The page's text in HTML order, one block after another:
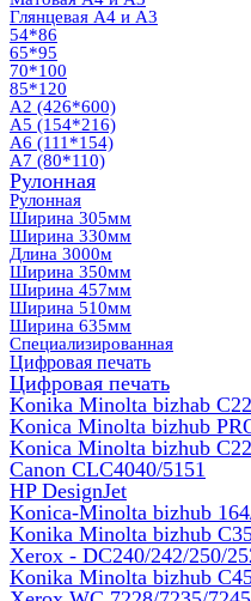
Глянцевая А4 и А3
54*86
65*95
70*100
85*120
А2 (426*600)
А5 (154*216)
А6 (111*154)
А7 (80*110)
Рулонная
Рулонная
Ширина 305мм
Ширина 330мм
Длина 3000м
Ширина 350мм
Ширина 457мм
Ширина 510мм
Ширина 635мм
Специализированная
Цифровая печать
Цифровая печать
Konika Minolta bizhab
Konica Minolta bizhub
Konica Minolta bizhub
Canon CLC4040/5151
HP DesignJet
Konica-Minolta bizhub
Konika Minolta bizhub
Xerox - DC240/242/250/
Konika Minolta bizhub